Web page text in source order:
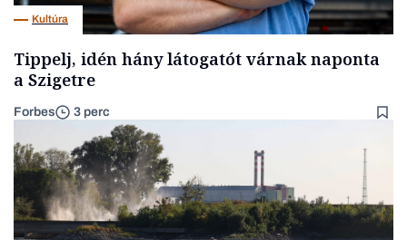
Kultúra
Tippelj, idén hány látogatót várnak naponta
a Szigetre
Forbes 3 perc